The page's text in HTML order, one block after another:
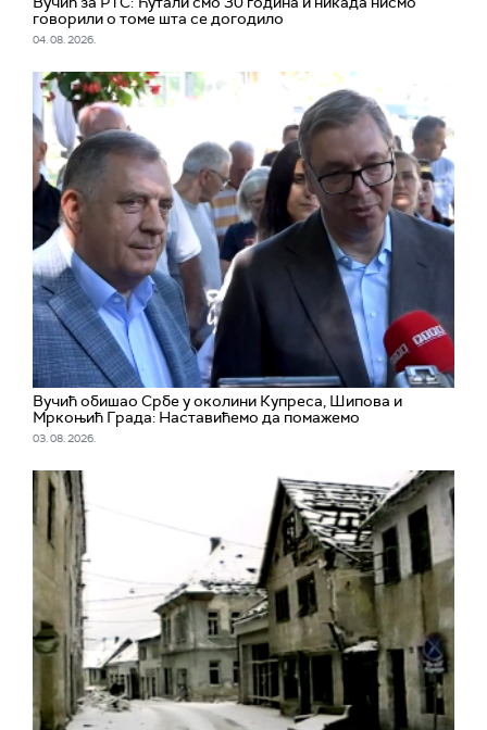
говорили о томе шта се догодило
04. 08. 2026.
Вучић обишао Србе у околини Купреса, Шипова и
Мркоњић Града: Наставићемо да помажемо
03. 08. 2026.